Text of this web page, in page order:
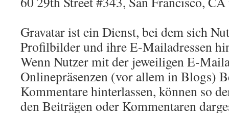
Gravatar ist ein Dienst, bei dem sich
Profilbilder und ihre E-Mailadressen
Wenn Nutzer mit der jeweiligen E-
Onlinepräsenzen (vor allem in Blogs)
Kommentare hinterlassen, können so
den Beiträgen oder Kommentaren